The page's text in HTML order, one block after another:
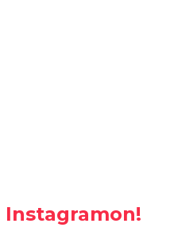
Instagramon!